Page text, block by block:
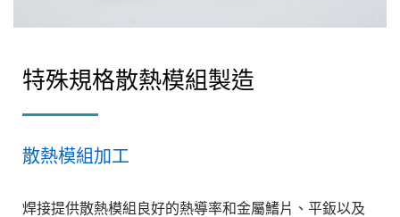
特殊規格散熱模組製造
散熱模組加工
焊接提供散熱模組良好的熱導率和金屬鰭片、平鈑以及